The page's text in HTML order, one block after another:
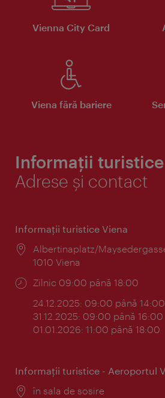
Vienna City Card
Viena fără bariere
Informații turistice
Adrese și contact
Informaţii turistice Viena
Locul:
Albertinaplatz/
1010 Viena
Program:
Zilnic 09:00 până 18:00
24.12.2025: 09:00 până 14:00
31.12.2025: 09:00 până 16:00
01.01.2026: 11:00 până 18:00
Informaţii turistice - Aeroportul
Locul:
în sala de sosire